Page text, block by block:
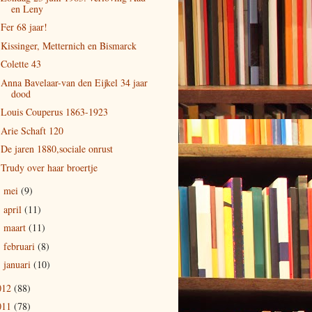
en Leny
Fer 68 jaar!
Kissinger, Metternich en Bismarck
Colette 43
Anna Bavelaar-van den Eijkel 34 jaar
dood
Louis Couperus 1863-1923
Arie Schaft 120
De jaren 1880,sociale onrust
Trudy over haar broertje
mei (9)
april (11)
maart (11)
februari (8)
januari (10)
(88)
(78)